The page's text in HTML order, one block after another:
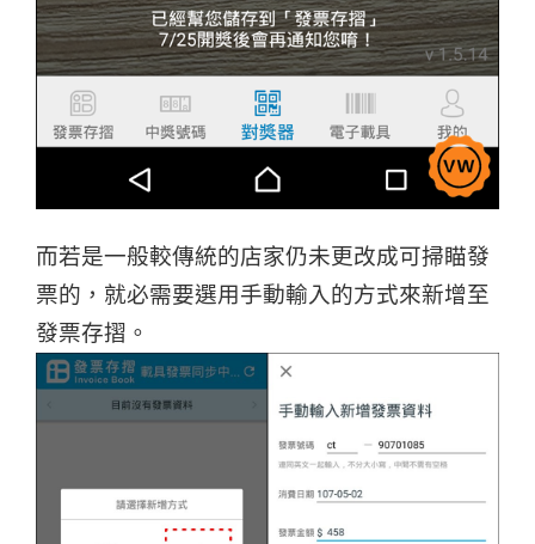
而若是一般較傳統的店家仍未更改成可掃瞄發
票的，就必需要選用手動輸入的方式來新增至
發票存摺。